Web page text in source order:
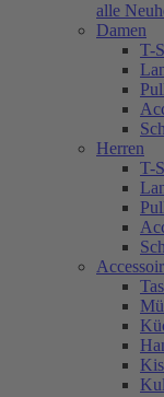
alle
Damen
T-
Herren
T-